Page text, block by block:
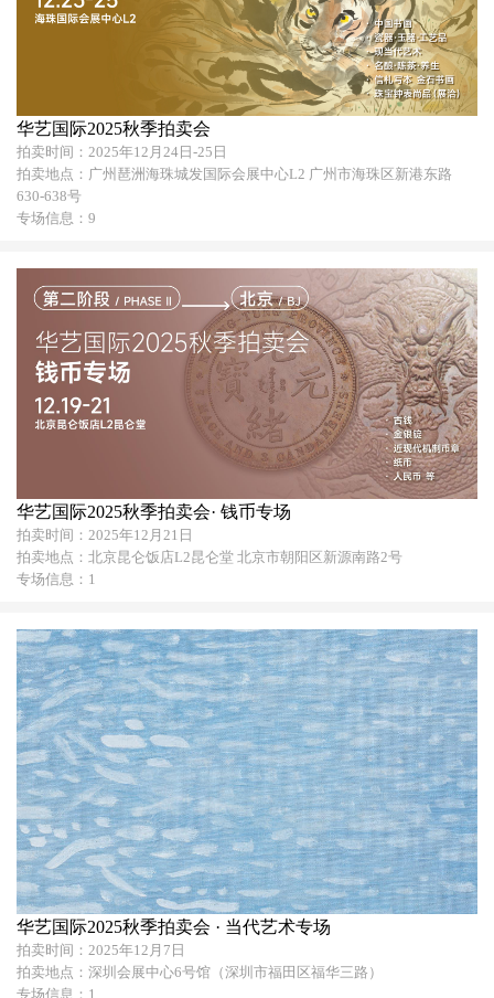
华艺国际2025秋季拍卖会
拍卖时间：2025年12月24日-25日
拍卖地点：广州琶洲海珠城发国际会展中心L2 广州市海珠区新港东路
630-638号
专场信息：9
华艺国际2025秋季拍卖会· 钱币专场
拍卖时间：2025年12月21日
拍卖地点：北京昆仑饭店L2昆仑堂 北京市朝阳区新源南路2号
专场信息：1
华艺国际2025秋季拍卖会 · 当代艺术专场
拍卖时间：2025年12月7日
拍卖地点：深圳会展中心6号馆（深圳市福田区福华三路）
专场信息：1